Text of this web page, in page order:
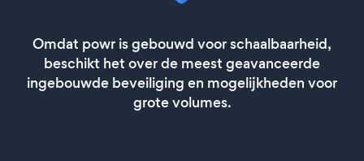
Omdat powr is gebouwd voor schaalbaarheid,
beschikt het over de meest geavanceerde
ingebouwde beveiliging en mogelijkheden voor
grote volumes.